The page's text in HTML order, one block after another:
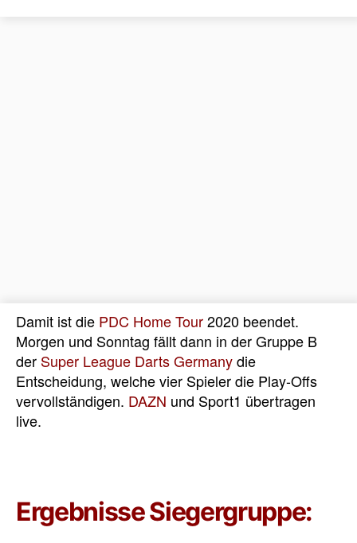
Damit ist die PDC Home Tour2020 beendet.
Morgen und Sonntag fällt dann in der Gruppe B
der Super League Darts Germanydie
Entscheidung, welche vier Spieler die Play-Offs
vervollständigen. DAZN und Sport1 übertragen
live.
Ergebnisse Siegergruppe: